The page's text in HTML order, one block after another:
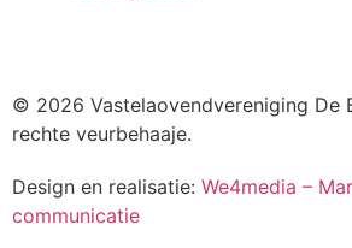
© 2026 Vastelaovendvereniging De
rechte veurbehaaje.
Design en realisatie: We4media –
communicatie